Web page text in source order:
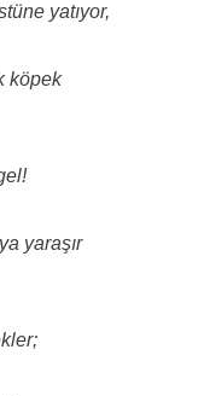
yatıyor,
köpek
yaraşır